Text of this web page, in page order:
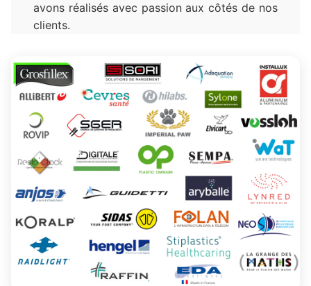
avons réalisés avec passion aux côtés de nos
clients.